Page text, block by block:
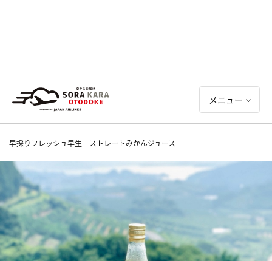
メニュー
早採りフレッシュ早生 ストレートみかんジュース